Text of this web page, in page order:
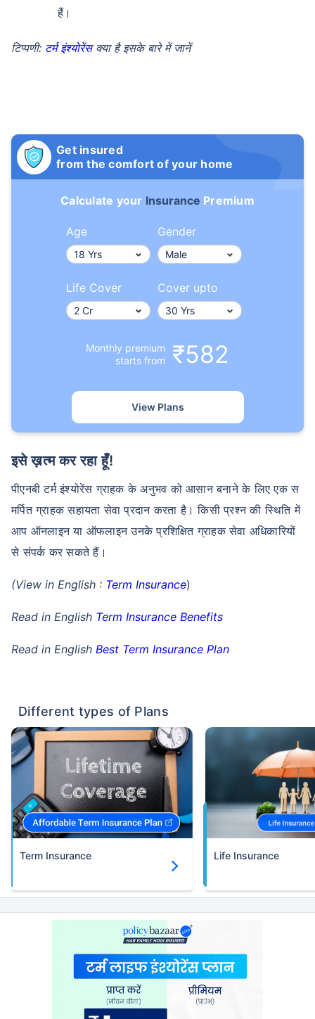
हैं।
टिप्पणी: टर्म इंश्योरेंसक्या है इसके बारे में जानें
Get insured
from the comfort of your home
Calculate your Insurance Premium
Age Gender
Life Cover Cover upto
Monthly premium
starts from
₹582
View Plans
इसे ख़त्म कर रहा हूँ!
पीएनबी टर्म इंश्योरेंस ग्राहक के अनुभव को आसान बनाने के लिए एक स
मर्पित ग्राहक सहायता सेवा प्रदान करता है। किसी प्रश्न की स्थिति में
आप ऑनलाइन या ऑफलाइन उनके प्रशिक्षित ग्राहक सेवा अधिकारियों
से संपर्क कर सकते हैं।
(View in English : Term Insurance)
Read in English Term Insurance Benefits
Read in English Best Term Insurance Plan
Different types of Plans
Term Insurance Life Insurance
उम्र टर्म इंश्योरेंस प्रीमियम को
कैसे प्रभावित करती है
24 वर्ष 34 वर्ष